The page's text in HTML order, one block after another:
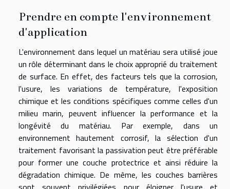
Prendre en compte l'environnement
d'application
L'environnement dans lequel un matériau sera utilisé joue
un rôle déterminant dans le choix approprié du traitement
de surface. En effet, des facteurs tels que la corrosion,
l'usure, les variations de température, l'exposition
chimique et les conditions spécifiques comme celles d'un
milieu marin, peuvent influencer la performance et la
longévité du matériau. Par exemple, dans un
environnement hautement corrosif, la sélection d'un
traitement favorisant la passivation peut être préférable
pour former une couche protectrice et ainsi réduire la
dégradation chimique. De même, les couches barrières